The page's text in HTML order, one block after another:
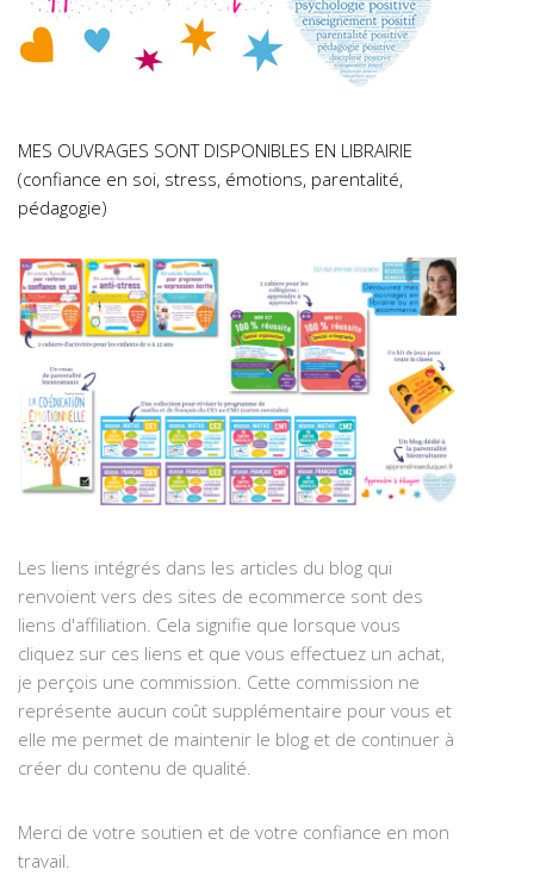
MES OUVRAGES SONT DISPONIBLES EN LIBRAIRIE
(confiance en soi, stress, émotions, parentalité,
pédagogie)
Les liens intégrés dans les articles du blog qui
renvoient vers des sites de ecommerce sont des
liens d'affiliation. Cela signifie que lorsque vous
cliquez sur ces liens et que vous effectuez un achat,
je perçois une commission. Cette commission ne
représente aucun coût supplémentaire pour vous et
elle me permet de maintenir le blog et de continuer à
créer du contenu de qualité.
Merci de votre soutien et de votre confiance en mon
travail.